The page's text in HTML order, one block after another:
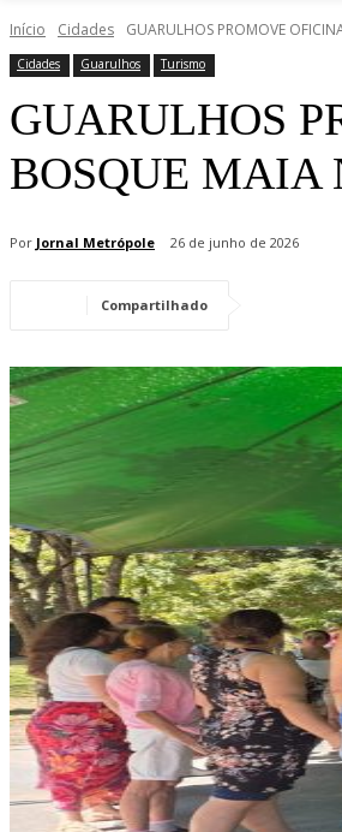
Início Cidades GUARULHOS PROMOVE
Cidades Guarulhos Turismo
GUARULHOS
BOSQUE MAIA
Por Jornal Metrópole 26 de junho de 2026
Compartilhado